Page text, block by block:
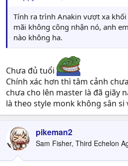
Tính ra trình Anakin vượt xa khối
mãi không công nhận nó, anh
nào không ha.
Chưa đủ tuổi
Chính xác hơn thì tâm cảnh
chưa cho lên master là đã giãy
là theo style monk không sân si
pikeman2
Sam Fisher, Third Echelon